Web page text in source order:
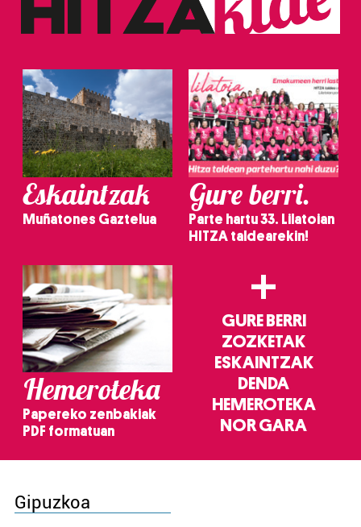
Eskaintzak
Muñatones Gaztelua
Gure berri.
Parte hartu 33. Lilatoian
HITZA taldearekin!
Hemeroteka
Papereko zenbakiak
PDF formatuan
+
GURE BERRI
ZOZKETAK
ESKAINTZAK
DENDA
HEMEROTEKA
NOR GARA
Gipuzkoa